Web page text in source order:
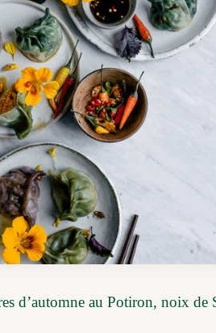
d’automne au Potiron, noix de